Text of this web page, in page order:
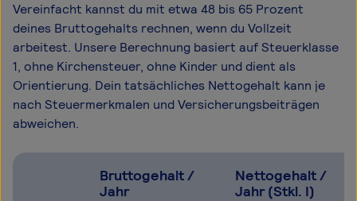
Vereinfacht kannst du mit etwa 48 bis 65 Prozent
deines Bruttogehalts rechnen, wenn du Vollzeit
arbeitest. Unsere Berechnung basiert auf Steuerklasse
1, ohne Kirchensteuer, ohne Kinder und dient als
Orientierung. Dein tatsächliches Nettogehalt kann je
nach Steuermerkmalen und Versicherungsbeiträgen
abweichen.
Bruttogehalt /
Jahr
Nettogehalt /
Jahr (Stkl. I)